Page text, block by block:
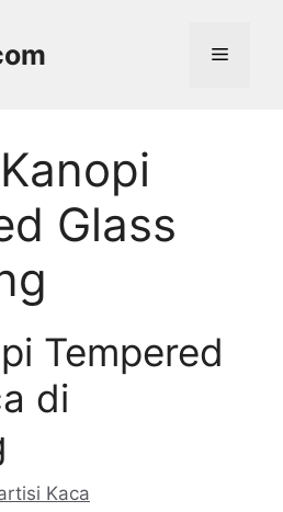
Menu
Glass
Tempered
di
Kaca